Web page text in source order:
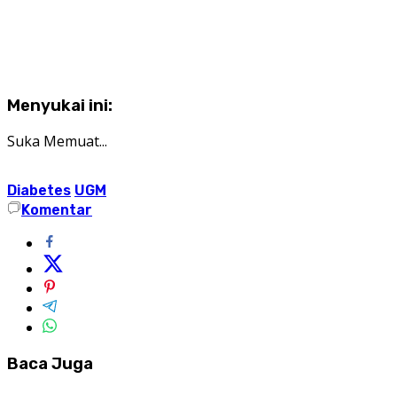
Menyukai ini:
Suka Memuat...
Diabetes UGM
Komentar
Baca Juga